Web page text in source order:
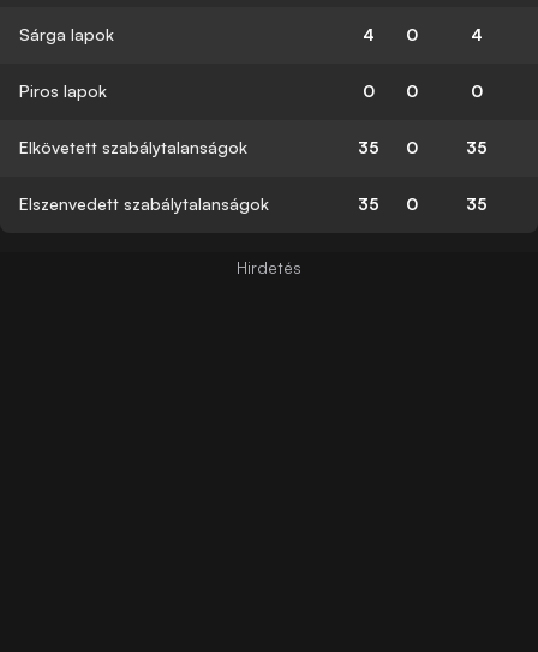
Sárga lapok 4 0 4
Piros lapok 0 0 0
Elkövetett szabálytalanságok 35 0 35
Elszenvedett szabálytalanságok 35 0 35